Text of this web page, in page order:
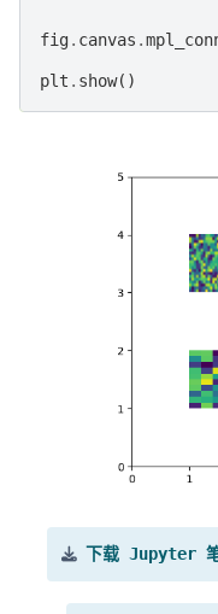
fig. canvas .
plt . show()
下载 Jupyter